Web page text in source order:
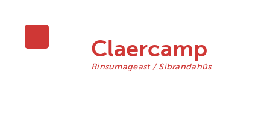
Claercamp
Rinsumageast / Sibrandahûs